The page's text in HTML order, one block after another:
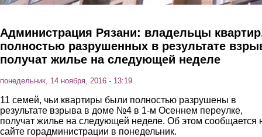
Администрация Рязани: владельцы
полностью разрушенных в результате
получат жилье на следующей неделе
понедельник, 14 ноября, 2016 - 13:19
11 семей, чьи квартиры были полностью разрушены в
результате взрыва в доме №4 в 1-м Осеннем переулке,
получат жилье на следующей неделе. Об этом сообщается
сайте горадминистрации в понедельник.